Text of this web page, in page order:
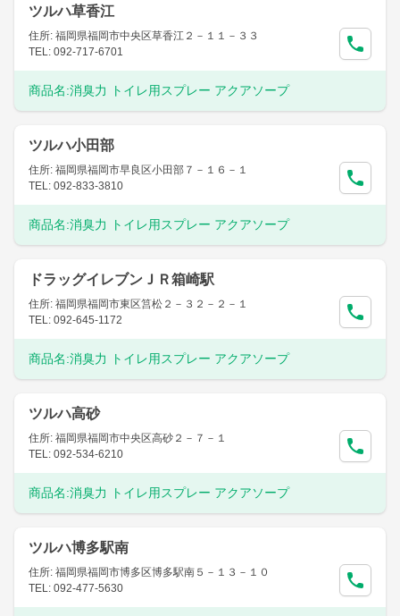
ツルハ草香江
住所: 福岡県福岡市中央区草香江２－１１－３３
TEL: 092-717-6701
商品名:消臭力 トイレ用スプレー アクアソープ
ツルハ小田部
住所: 福岡県福岡市早良区小田部７－１６－１
TEL: 092-833-3810
商品名:消臭力 トイレ用スプレー アクアソープ
ドラッグイレブンＪＲ箱崎駅
住所: 福岡県福岡市東区筥松２－３２－２－１
TEL: 092-645-1172
商品名:消臭力 トイレ用スプレー アクアソープ
ツルハ高砂
住所: 福岡県福岡市中央区高砂２－７－１
TEL: 092-534-6210
商品名:消臭力 トイレ用スプレー アクアソープ
ツルハ博多駅南
住所: 福岡県福岡市博多区博多駅南５－１３－１０
TEL: 092-477-5630